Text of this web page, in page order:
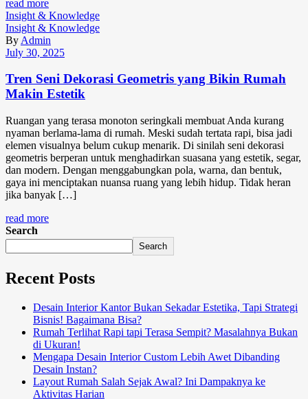
read more
Insight & Knowledge
Insight & Knowledge
By Admin
July 30, 2025
Tren Seni Dekorasi Geometris yang Bikin Rumah
Makin Estetik
Ruangan yang terasa monoton seringkali membuat Anda kurang
nyaman berlama-lama di rumah. Meski sudah tertata rapi, bisa jadi
elemen visualnya belum cukup menarik. Di sinilah seni dekorasi
geometris berperan untuk menghadirkan suasana yang estetik, segar,
dan modern. Dengan menggabungkan pola, warna, dan bentuk,
gaya ini menciptakan nuansa ruang yang lebih hidup. Tidak heran
jika banyak […]
read more
Search
Search
Recent Posts
Desain Interior Kantor Bukan Sekadar Estetika, Tapi Strategi
Bisnis! Bagaimana Bisa?
Rumah Terlihat Rapi tapi Terasa Sempit? Masalahnya Bukan
di Ukuran!
Mengapa Desain Interior Custom Lebih Awet Dibanding
Desain Instan?
Layout Rumah Salah Sejak Awal? Ini Dampaknya ke
Aktivitas Harian